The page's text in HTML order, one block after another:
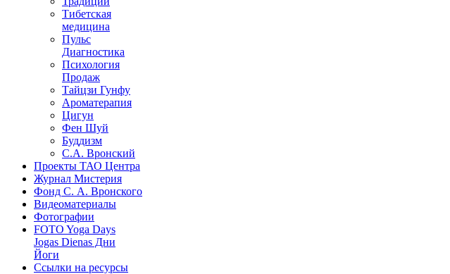
Тибетская
медицина
Пульс
Диагностика
Психология
Продаж
Тайцзи Гунфу
Ароматерапия
Цигун
Фен Шуй
Буддизм
С.А. Вронский
Проекты ТАО Центра
Журнал Мистерия
Фонд С. А. Вронского
Видеоматериалы
Фотографии
FOTO Yoga Days
Jogas Dienas Дни
Йоги
Ссылки на ресурсы